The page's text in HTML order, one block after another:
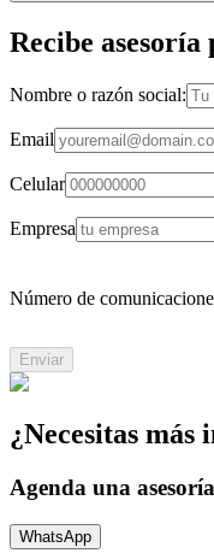
Recibe asesoría
Nombre o razón social:
Email
Celular
Empresa
Número de
Enviar
¿Necesitas
Agenda una
WhatsApp